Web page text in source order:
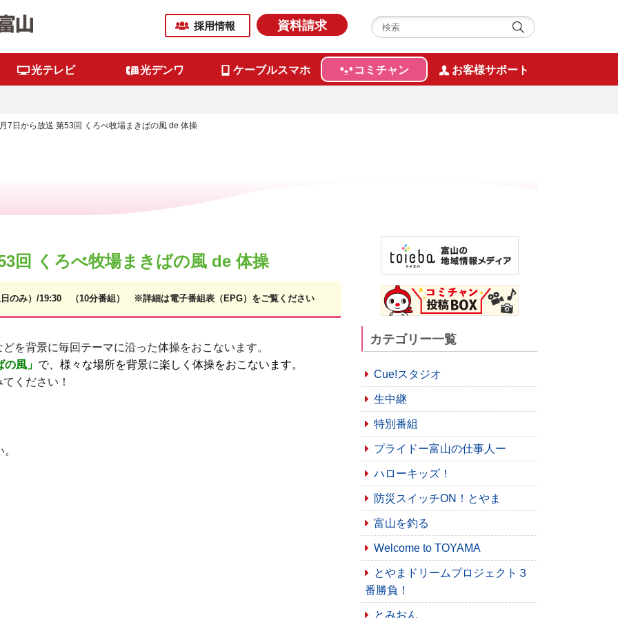
採用情報 資料請求
光テレビ 光デンワ ケーブルスマホ コミチャン お客様サポート
7日から放送 第53回 くろべ牧場まきばの風 de 体操
回 くろべ牧場まきばの風 de 体操
日のみ）/19:30 （10分番組） ※詳細は電子番組表（EPG）をご覧ください
を背景に毎回テーマに沿った体操をおこないます。
風」 で、様々な場所を背景に楽しく体操をおこないます。
ください！
カテゴリー一覧
Cue!スタジオ
生中継
特別番組
プライドー富山の仕事人ー
ハローキッズ！
防災スイッチON！とやま
富山を釣る
Welcome to TOYAMA
とやまドリームプロジェクト３
番勝負！
とみおん